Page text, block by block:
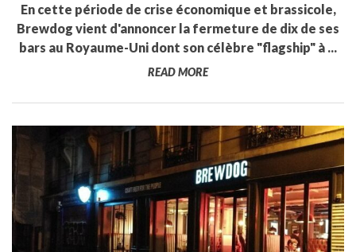
En cette période de crise économique et brassicole,
Brewdog vient d'annoncer la fermeture de dix de ses
bars au Royaume-Uni dont son célèbre "flagship" à ...
READ MORE